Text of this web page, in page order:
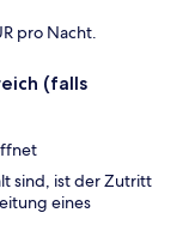
pro Nacht.
(falls
sind, ist der Zutritt
eines